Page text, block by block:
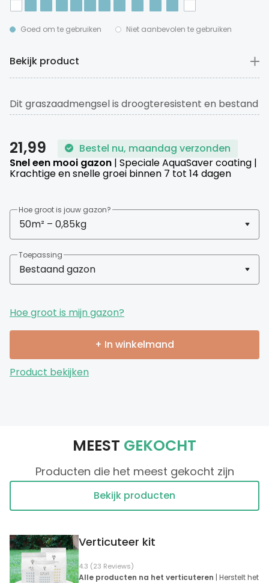
Goed om te gebruiken Niet aanbevolen te gebruiken
Bekijk product
Dit graszaadmengsel is droogteresistent en bestand
tegen betreding. Met een krachtige en snelle groei,
Wanneer het gras volwassen is heeft het een
prachtige diep groene kleur. Ideaal om strepen te
maaien!
21,99
Bestel nu, maandag verzonden
Snel een mooi gazon | Speciale AquaSaver coating |
Krachtige en snelle groei binnen 7 tot 14 dagen
Hoe groot is jouw gazon?
Toepassing
Hoe groot is mijn gazon?
+ In winkelmand
Product bekijken
MEEST GEKOCHT
Producten die het meest gekocht zijn
Bekijk producten
4.3 (23 Reviews)
Verticuteer kit
Alle producten na het verticuteren | Herstelt het